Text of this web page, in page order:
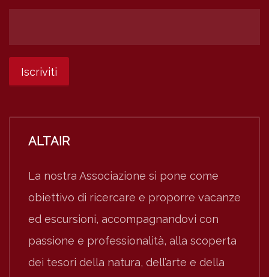
ALTAIR
La nostra Associazione si pone come
obiettivo di ricercare e proporre vacanze
ed escursioni, accompagnandovi con
passione e professionalità, alla scoperta
dei tesori della natura, dell’arte e della